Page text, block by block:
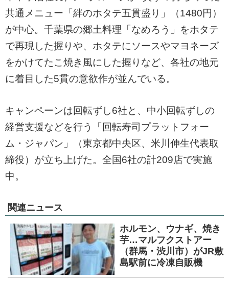
共通メニュー「絆のホタテ五貫盛り」（1480円）
が中心。千葉県の郷土料理「なめろう」をホタテ
で再現した握りや、ホタテにソースやマヨネーズ
をかけてたこ焼き風にした握りなど、各社の地元
に着目した5貫の意欲作が並んでいる。
キャンペーンは回転ずし6社と、中小回転ずしの
経営支援などを行う「回転寿司プラットフォー
ム・ジャパン」（東京都中央区、米川伸生代表取
締役）が立ち上げた。全国6社の計209店で実施
中。
関連ニュース
ホルモン、ウナギ、焼き
芋…マルフクストアー
（群馬・渋川市）がJR敷
島駅前に冷凍自販機